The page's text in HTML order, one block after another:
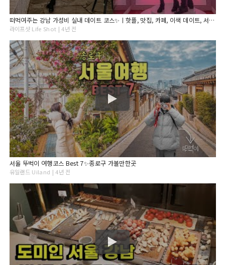
떠먹여주는 강남 가성비 실내 데이트 코스✨ㅣ핫플, 맛집, 카페, 이색 데이트, 서울가볼만한 곳, 서울데이트 추천
라이프샷 Life Shot | 4년 전
서울 뚜벅이 여행코스 Best 7✨종로구 가볼만한곳
유일랜드 Uiland | 4년 전